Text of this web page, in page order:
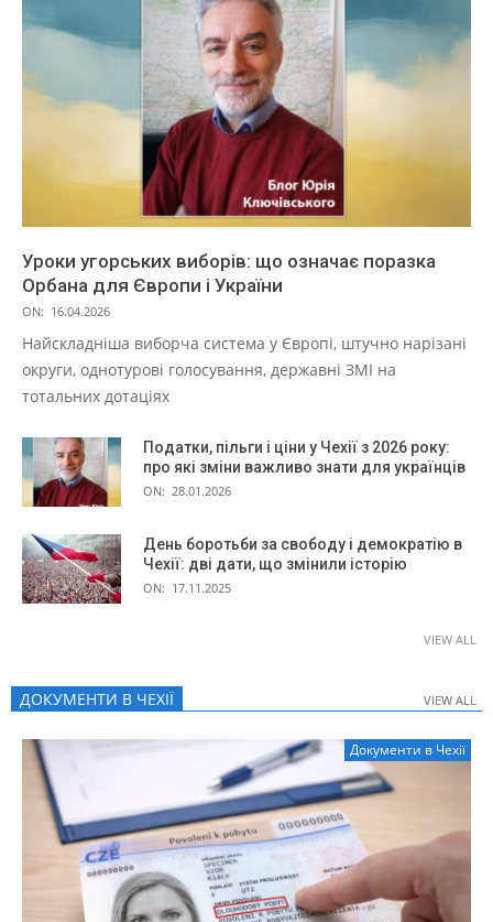
Уроки угорських виборів: що означає поразка
Орбана для Європи і України
ON: 16.04.2026
Найскладніша виборча система у Європі, штучно нарізані
округи, однотурові голосування, державні ЗМІ на
тотальних дотаціях
Податки, пільги і ціни у Чехії з 2026 року:
про які зміни важливо знати для українців
ON: 28.01.2026
День боротьби за свободу і демократію в
Чехії: дві дати, що змінили історію
ON: 17.11.2025
VIEW ALL
ДОКУМЕНТИ В ЧЕХІЇ VIEW ALL
Документи в Чехії
VIEW ALL